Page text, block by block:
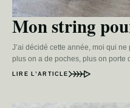
Mon string
J’ai décidé cette année, moi qui
plus on a de poches, plus on porte
LIRE L’ARTICLE